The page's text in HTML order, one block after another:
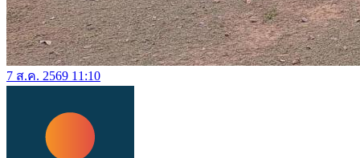
7 ส.ค. 2569 11:10